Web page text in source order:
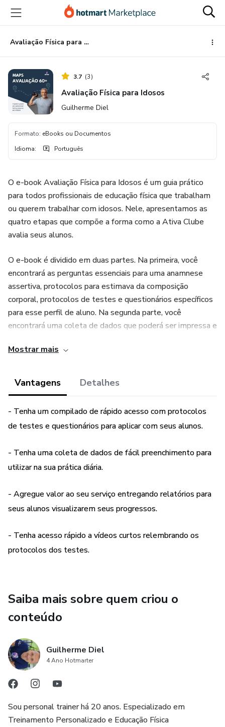
para
conteúdo
principal
para
pagamento
para
rodapé
Avaliação Física para Idosos
3.7 (3)
Avaliação Física para Idosos
Guilherme Diel
Formato: eBooks ou Documentos
Idioma: Português
O e-book Avaliação Física para Idosos é um guia prático
para todos profissionais de educação física que trabalham
ou querem trabalhar com idosos. Nele, apresentamos as
quatro etapas que compõe a forma como a Ativa Clube
avalia seus alunos.
O e-book é dividido em duas partes. Na primeira, você
encontrará as perguntas essenciais para uma anamnese
assertiva, protocolos para estimava da composição
corporal, protocolos de testes e questionários específicos
para esse perfil de aluno. Na segunda parte, você
encontrará uma coleta de dados que poderá ser impressa e
Mostrar mais
Vantagens Detalhes
- Tenha um compilado de rápido acesso com protocolos
de testes e questionários para aplicar com seus alunos.
- Tenha uma coleta de dados de fácil preenchimento para
utilizar na sua prática diária.
- Agregue valor ao seu serviço entregando relatórios para
seus alunos visualizarem seus progressos.
- Tenha acesso rápido a vídeos curtos relembrando os
protocolos dos testes.
Saiba mais sobre quem criou o
conteúdo
Guilherme Diel
4 Ano Hotmarter
Sou personal trainer há 20 anos. Especializado em
Treinamento Personalizado e Educação Física